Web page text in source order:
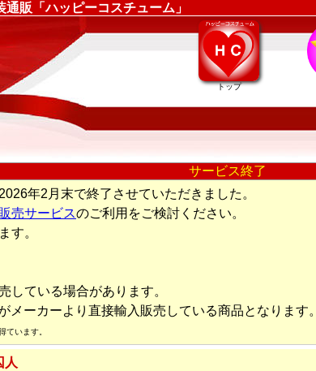
販「ハッピーコスチューム」
トップ
サービス終了
年2月末で終了させていただきました。
売サービスのご利用をご検討ください。
す。
している場合があります。
メーカーより直接輸入販売している商品となります。
ています。
人